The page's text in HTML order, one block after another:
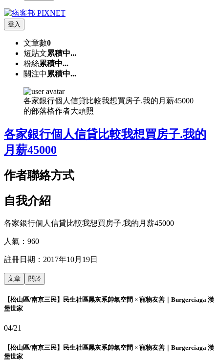
登入
文章數0
短貼文累積中...
粉絲累積中...
關注中 累積中...
各家銀行個人信貸比較我想買房子.我的月薪45000
的部落格作者大頭照
各家銀行個人信貸比較我想買房子.我的
月薪45000
作者聯絡方式
自我介紹
各家銀行個人信貸比較我想買房子.我的月薪45000
人氣： 960
註冊日期： 2017年10月19日
文章 關於
【松山區/南京三民】民生社區黑灰系帥氣空間 × 寵物友善｜Burgerciaga 漢
堡世家
04/21
【松山區/南京三民】民生社區黑灰系帥氣空間 × 寵物友善｜Burgerciaga 漢
堡世家